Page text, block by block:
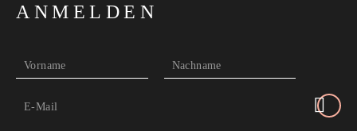
ANMELDEN
Vorname Nachname
E-Mail